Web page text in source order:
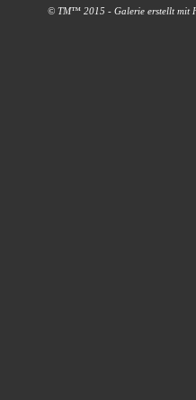
© TM™ 2015 - Galerie erstellt mit